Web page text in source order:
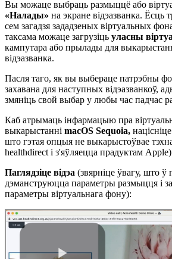
Вы можаце выбраць размыццё або вірту
«Налады» на экране відэазванка. Ёсць т
сем загадзя зададзеных віртуальных фон
таксама можаце загрузіць уласны віртуа
кампутара або прылады для выкарыстан
відэазванка.
Пасля таго, як вы выбераце патрэбны фо
захавана для наступных відэазванкоў, ад
змяніць свой выбар у любы час падчас р
Каб атрымаць інфармацыю пра віртуаль
выкарыстанні macOS Sequoia, націсніце
што гэтая опцыя не выкарыстоўвае тэхн
healthdirect і з'яўляецца прадуктам Apple)
Паглядзіце відэа (звярніце ўвагу, што ў
дэманструюцца параметры размыцця і за
параметры віртуальнага фону):